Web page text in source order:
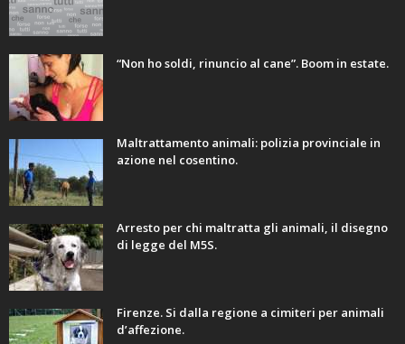
“Non ho soldi, rinuncio al cane”. Boom in estate.
Maltrattamento animali: polizia provinciale in
azione nel cosentino.
Arresto per chi maltratta gli animali, il disegno
di legge del M5S.
Firenze. Si dalla regione a cimiteri per animali
d’affezione.